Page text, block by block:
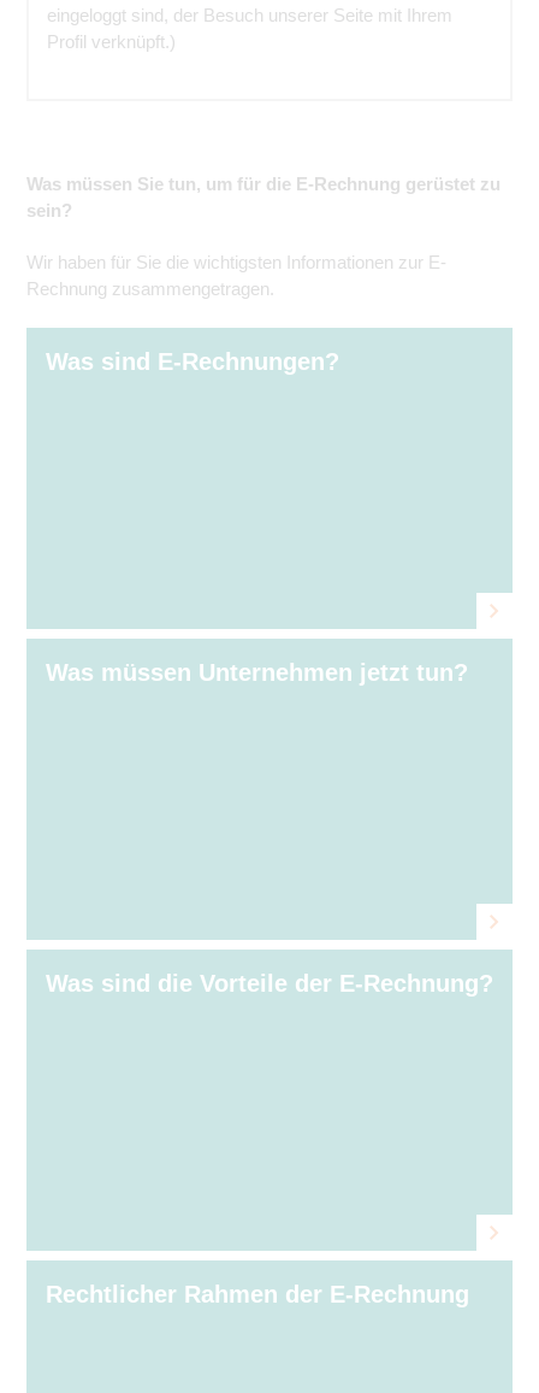
eingeloggt sind, der Besuch unserer Seite mit Ihrem
Profil verknüpft.)
Was müssen Sie tun, um für die E-Rechnung gerüstet zu
sein?
Wir haben für Sie die wichtigsten Informationen zur E-
Rechnung zusammengetragen.
Was sind E⁠‑⁠Rechnungen?
Was müssen Unternehmen jetzt tun?
Was sind die Vorteile der E⁠‑⁠Rechnung?
Rechtlicher Rahmen der E⁠‑⁠Rechnung